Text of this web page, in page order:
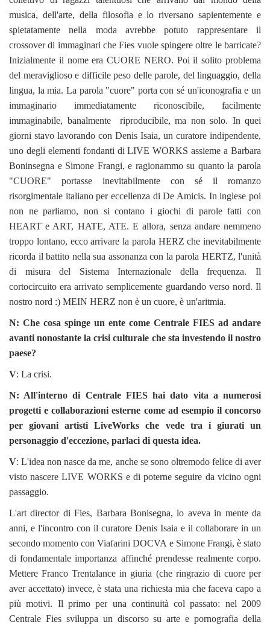
musica, dell'arte, della filosofia e lo riversano sapientemente e
spietatamente nella moda avrebbe potuto rappresentare il
crossover di immaginari che Fies vuole spingere oltre le barricate?
Inizialmente il nome era CUORE NERO. Poi il solito problema
del meraviglioso e difficile peso delle parole, del linguaggio, della
lingua, la mia. La parola "cuore" porta con sé un'iconografia e un
immaginario immediatamente riconoscibile, facilmente
immaginabile, banalmente riproducibile, ma non solo. In quei
giorni stavo lavorando con Denis Isaia, un curatore indipendente,
uno degli elementi fondanti di LIVE WORKS assieme a Barbara
Boninsegna e Simone Frangi, e ragionammo su quanto la parola
"CUORE" portasse inevitabilmente con sé il romanzo
risorgimentale italiano per eccellenza di De Amicis. In inglese poi
non ne parliamo, non si contano i giochi di parole fatti con
HEART e ART, HATE, ATE. E allora, senza andare nemmeno
troppo lontano, ecco arrivare la parola HERZ che inevitabilmente
ricorda il battito nella sua assonanza con la parola HERTZ, l'unità
di misura del Sistema Internazionale della frequenza. Il
cortocircuito era arrivato semplicemente guardando verso nord. Il
nostro nord :) MEIN HERZ non è un cuore, è un'aritmia.
N: Che cosa spinge un ente come Centrale FIES ad andare
avanti nonostante la crisi culturale che sta investendo il nostro
paese?
V: La crisi.
N: All'interno di Centrale FIES hai dato vita a numerosi
progetti e collaborazioni esterne come ad esempio il concorso
per giovani artisti LiveWorks che vede tra i giurati un
personaggio d'eccezione, parlaci di questa idea.
V: L'idea non nasce da me, anche se sono oltremodo felice di aver
visto nascere LIVE WORKS e di poterne seguire da vicino ogni
passaggio.
L'art director di Fies, Barbara Bonisegna, lo aveva in mente da
anni, e l'incontro con il curatore Denis Isaia e il collaborare in un
secondo momento con Viafarini DOCVA e Simone Frangi, è stato
di fondamentale importanza affinché prendesse realmente corpo.
Mettere Franco Trentalance in giuria (che ringrazio di cuore per
aver accettato) invece, è stata una richiesta mia che faceva capo a
più motivi. Il primo per una continuità col passato: nel 2009
Centrale Fies sviluppa un discorso su arte e pornografia della